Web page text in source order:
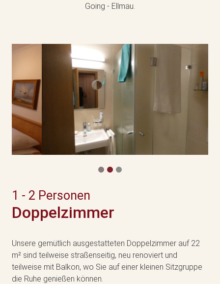
Going - Ellmau.
Doppelzimmer
1 - 2 Personen
Unsere gemütlich ausgestatteten Doppelzimmer auf 22
m² sind teilweise straßenseitig, neu renoviert und
teilweise mit Balkon, wo Sie auf einer kleinen Sitzgruppe
die Ruhe genießen können.